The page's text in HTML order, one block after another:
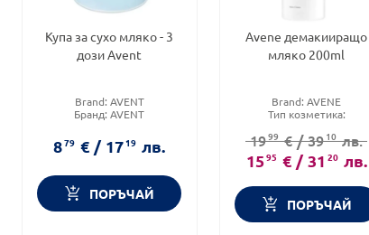
Купа за сухо мляко - 3
дози Avent
Brand: AVENT
Бранд:AVENT
за бебешка посуда
879 € / 1719 лв.
ПОРЪЧАЙ
Avene демакииращо
мляко 200ml
Brand:AVENE
Тип козметика:
Форма на продукта:мляко
1999 € / 3910лв.
1595 € / 3120 лв.
ПОРЪЧАЙ